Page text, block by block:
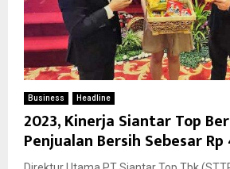
Business Headline
2023, Kinerja Siantar Top
Penjualan Bersih Sebesar